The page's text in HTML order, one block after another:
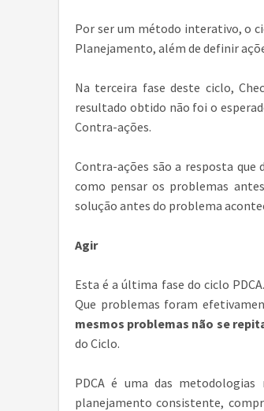
Por ser um método interativo, o
Planejamento, além de definir
Na terceira fase deste ciclo,
resultado obtido não foi o
Contra-ações.
Contra-ações são a resposta que
como pensar os problemas
solução antes do problema
Agir
Esta é a última fase do ciclo
Que problemas foram
mesmos problemas não se
do Ciclo.
PDCA é uma das
planejamento consistente,